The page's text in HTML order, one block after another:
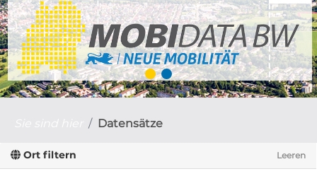
Datensätze
Ort filtern Leeren